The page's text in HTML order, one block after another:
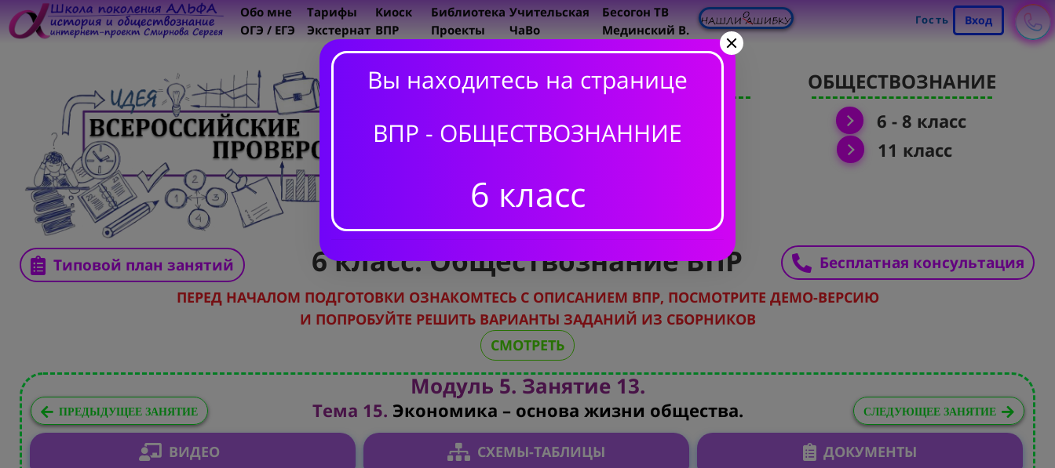
Обо мне
ОГЭ / ЕГЭ
Тарифы
Экстернат
Киоск
ВПР
Библиотека
Проекты
Учительская
ЧаВо
Бесогон ТВ
Мединский В.
Гость Вход
ИСТОРИЯ
5 класс
6 класс
ОБЩЕСТВОЗНАНИЕ
6 - 8 класс
11 класс
Типовой план занятий 6 класс. Обществознание ВПР Бесплатная консультация
ПЕРЕД НАЧАЛОМ ПОДГОТОВКИ ОЗНАКОМТЕСЬ С ОПИСАНИЕМ ВПР, ПОСМОТРИТЕ ДЕМО-ВЕРСИЮ
И ПОПРОБУЙТЕ РЕШИТЬ ВАРИАНТЫ ЗАДАНИЙ ИЗ СБОРНИКОВ
СМОТРЕТЬ
Модуль 5. Занятие 13.
ПРЕДЫДУЩЕЕ ЗАНЯТИЕ Тема 15. Экономика – основа жизни общества. СЛЕДУЮЩЕЕ ЗАНЯТИЕ
ВИДЕО СХЕМЫ-ТАБЛИЦЫ ДОКУМЕНТЫ
Вы находитесь на странице
ВПР - ОБЩЕСТВОЗНАННИЕ
6 класс